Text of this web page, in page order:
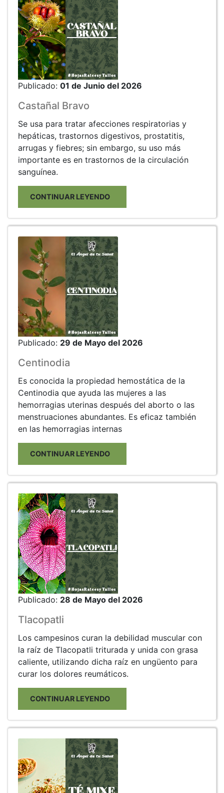
Publicado: 01 de Junio del 2026
Castañal Bravo
Se usa para tratar afecciones respiratorias y
hepáticas, trastornos digestivos, prostatitis,
arrugas y fiebres; sin embargo, su uso más
importante es en trastornos de la circulación
sanguínea.
CONTINUAR LEYENDO
Publicado: 29 de Mayo del 2026
Centinodia
Es conocida la propiedad hemostática de la
Centinodia que ayuda las mujeres a las
hemorragias uterinas después del aborto o las
menstruaciones abundantes. Es eficaz también
en las hemorragias internas
CONTINUAR LEYENDO
Publicado: 28 de Mayo del 2026
Tlacopatli
Los campesinos curan la debilidad muscular con
la raíz de Tlacopatli triturada y unida con grasa
caliente, utilizando dicha raíz en ungüento para
curar los dolores reumáticos.
CONTINUAR LEYENDO